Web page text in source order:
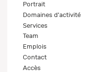
Portrait
Domaines d'activité
Services
Team
Emplois
Contact
Accès